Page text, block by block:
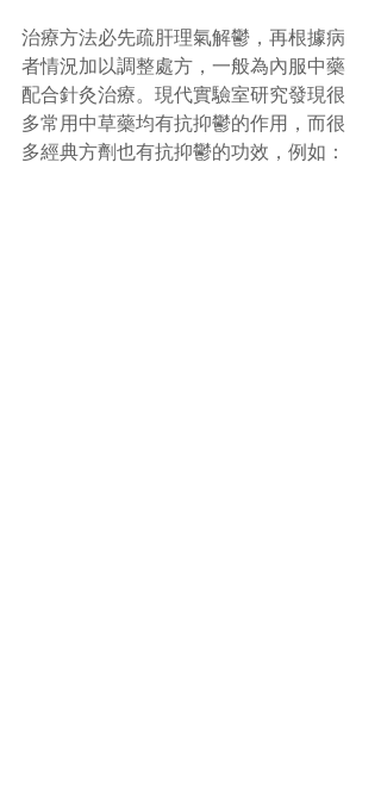
治療方法必先疏肝理氣解鬱，再根據病
者情況加以調整處方，一般為內服中藥
配合針灸治療。現代實驗室研究發現很
多常用中草藥均有抗抑鬱的作用，而很
多經典方劑也有抗抑鬱的功效，例如：